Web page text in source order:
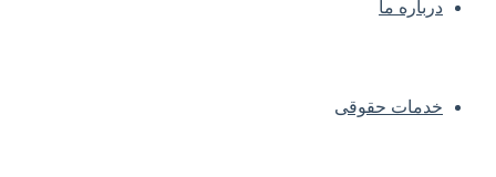
درباره ما
خدمات حقوقی